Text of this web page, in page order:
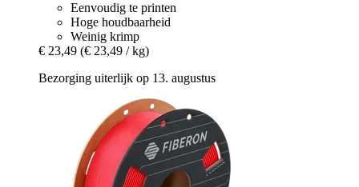
Eenvoudig te printen
Hoge houdbaarheid
Weinig krimp
€ 23,49 (€ 23,49 / kg)
Bezorging uiterlijk op 13. augustus